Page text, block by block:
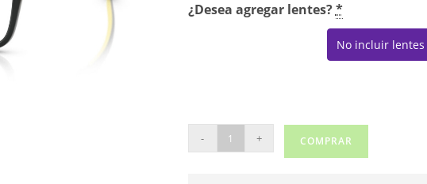
¿Desea agregar lentes?*
No incluir lentes
BAN
- + COMPRAR